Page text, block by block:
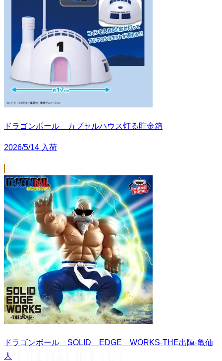
ドラゴンボール カプセルハウス灯る貯金箱
2026/5/14 入荷
ドラゴンボール SOLID EDGE WORKS-THE出陣-亀仙
人